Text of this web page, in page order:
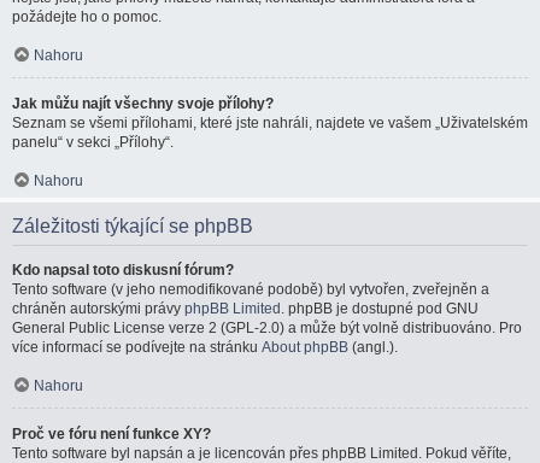
požádejte ho o pomoc.
Nahoru
Jak můžu najít všechny svoje přílohy?
Seznam se všemi přílohami, které jste nahráli, najdete ve vašem „Uživatelském
panelu“ v sekci „Přílohy“.
Nahoru
Záležitosti týkající se phpBB
Kdo napsal toto diskusní fórum?
Tento software (v jeho nemodifikované podobě) byl vytvořen, zveřejněn a
chráněn autorskými právy phpBB Limited . phpBB je dostupné pod GNU
General Public License verze 2 (GPL-2.0) a může být volně distribuováno. Pro
více informací se podívejte na stránku About phpBB (angl.).
Nahoru
Proč ve fóru není funkce XY?
Tento software byl napsán a je licencován přes phpBB Limited. Pokud věříte,